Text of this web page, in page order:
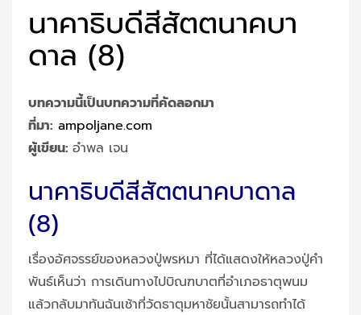
นาคาธิบดีสีสัตตนาคบา
ดาล (8)
บทความนี้เป็นบทความที่คัดลอกมา
ที่มา: ampoljane.com
ผู้เขียน: อำพล เจน
นาคาธิบดีสีสัตตนาคบาดาล
(8)
เรื่องอัศจรรย์ของหลวงปู่พรหมา ที่ได้แสดงให้หลวงปู่คำ
พันธ์เห็นว่า การเดินทางไปบิณฑบาตที่อำเภอธาตุพนม
แล้วกลับมาทันฉันเช้าที่วัดธาตุมหาชัยนั้นสามารถทำได้